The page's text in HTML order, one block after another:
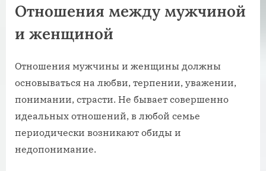
Отношения между мужчиной
и женщиной
Отношения мужчины и женщины должны
основываться на любви, терпении, уважении,
понимании, страсти. Не бывает совершенно
идеальных отношений, в любой семье
периодически возникают обиды и
недопонимание.